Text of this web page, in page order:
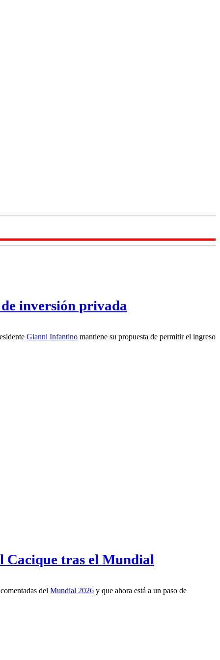
inversión privada
Gianni Infantino mantiene su propuesta de permitir el ingreso
Cacique tras el Mundial
del Mundial 2026 y que ahora está a un paso de